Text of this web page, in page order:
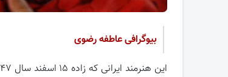
بیوگرافی عاطفه رضوی